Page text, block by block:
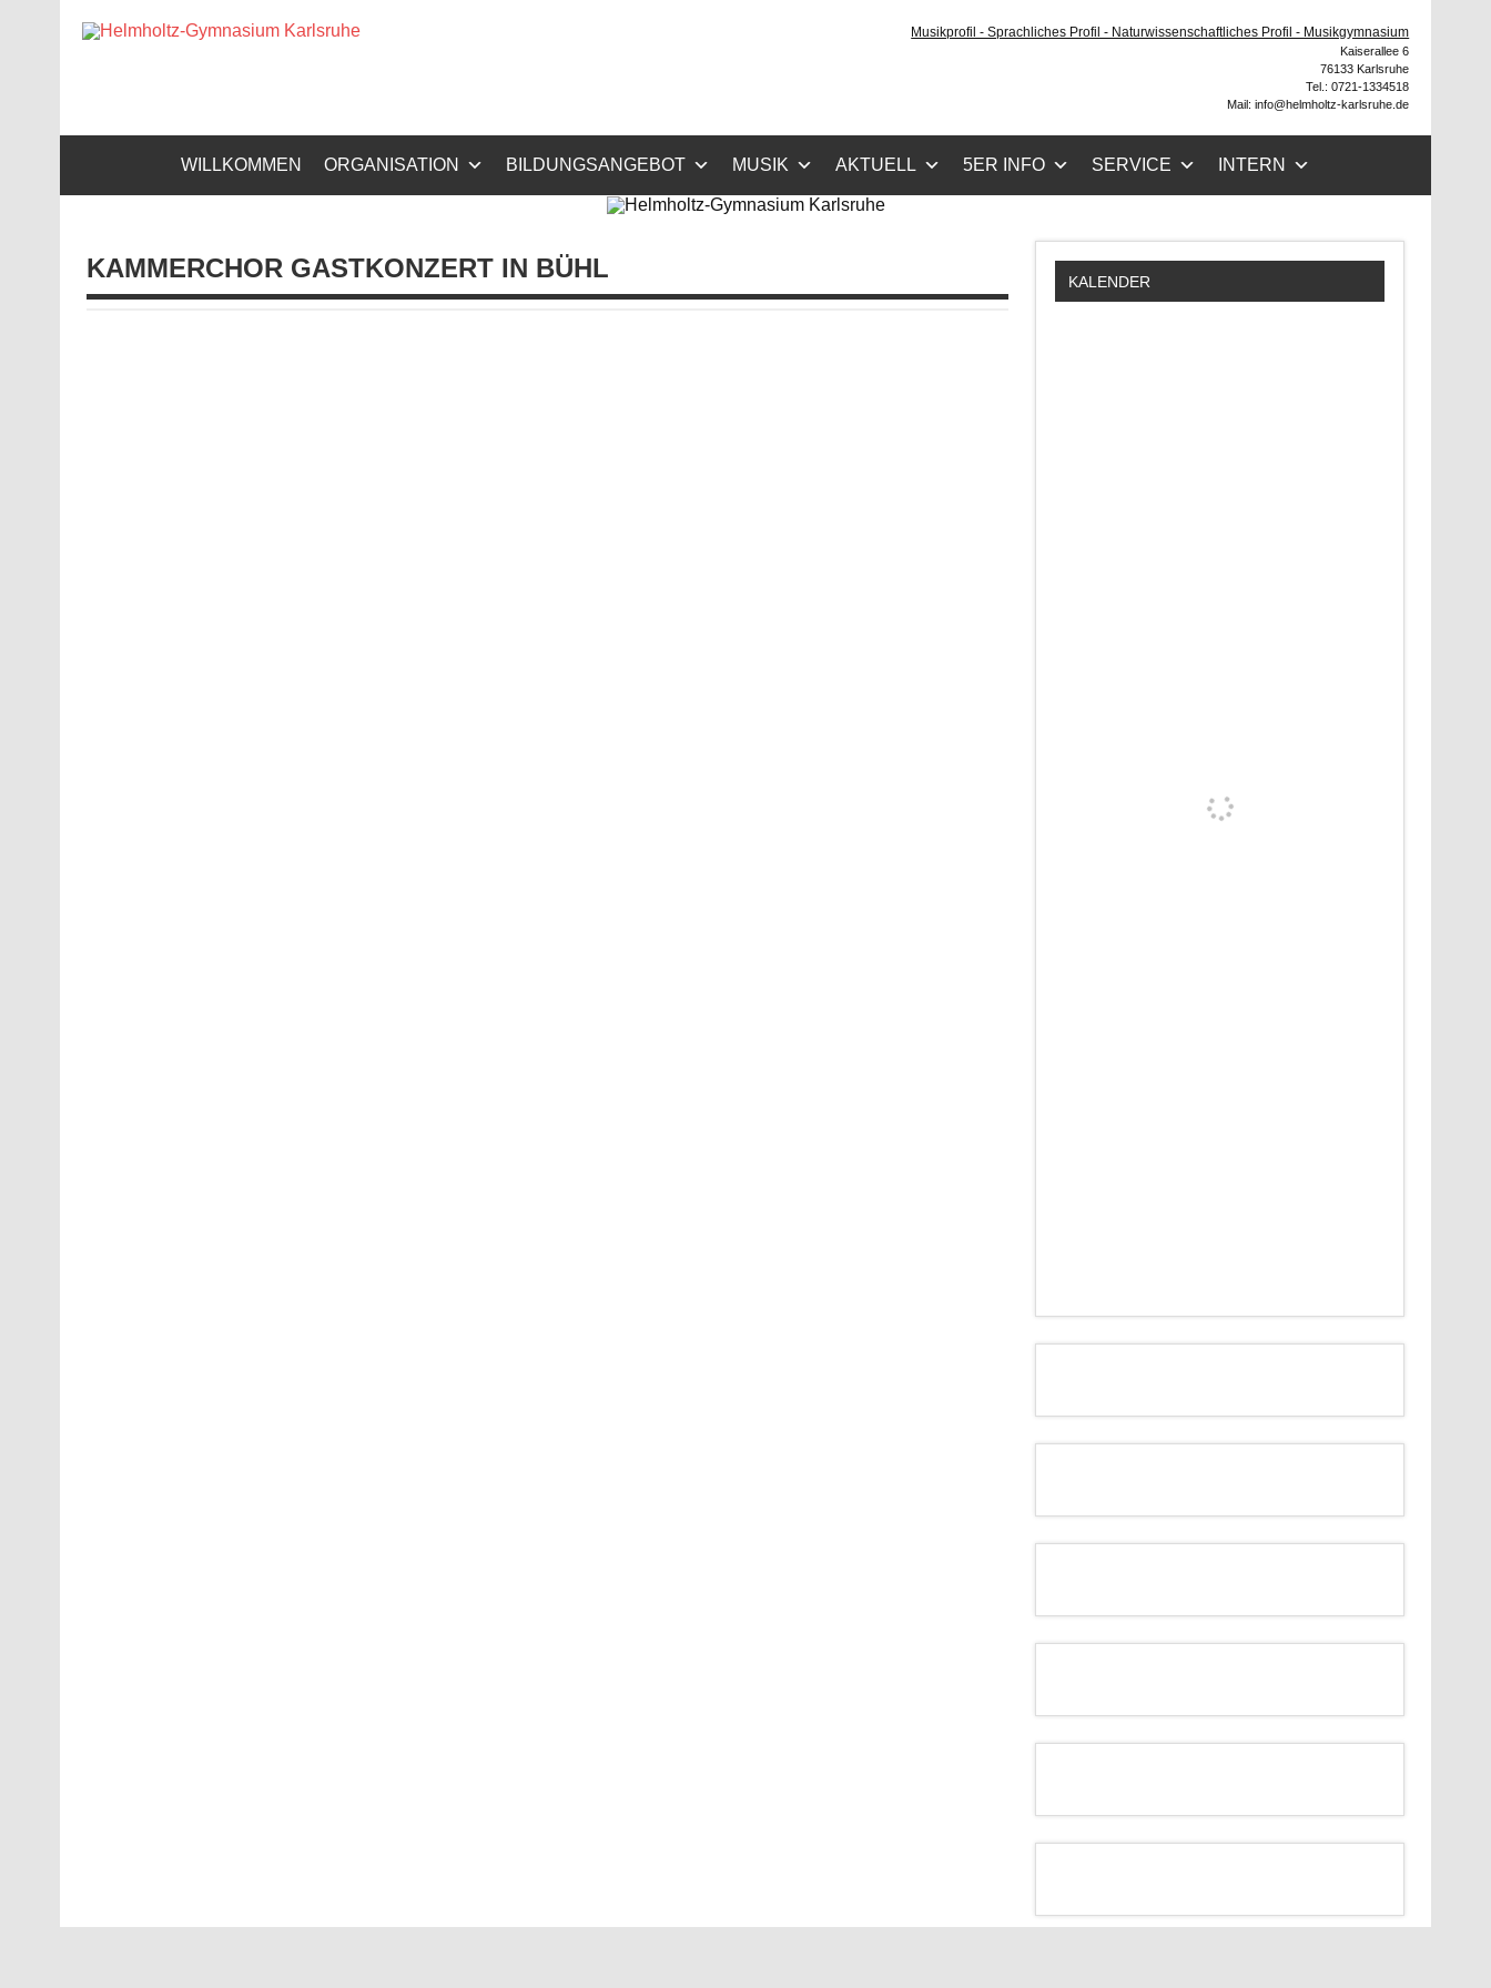
Helmholtz-Gymnasium KarlsruheMusikprofil - Sprachliches Profil - Naturwissenschaftliches Profil - Musikgymnasium
Kaiserallee 6
76133 Karlsruhe
Tel.: 0721-1334518
Mail: info@helmholtz-karlsruhe.de
WILLKOMMEN ORGANISATION BILDUNGSANGEBOT MUSIK AKTUELL 5ER INFO SERVICE INTERN
KAMMERCHOR GASTKONZERT IN BÜHL KALENDER